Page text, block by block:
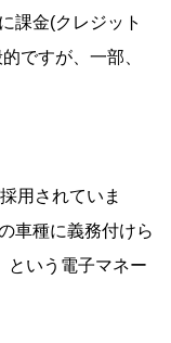
課金(クレジット
ですが、一部、
用されていま
車種に義務付けら
という電子マネー